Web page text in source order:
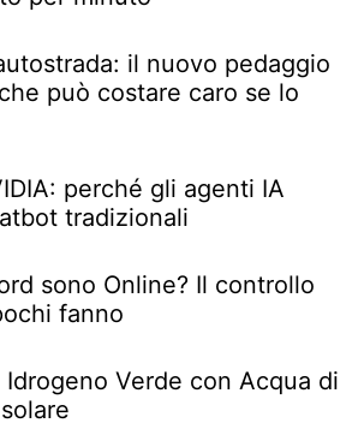
il nuovo pedaggio
può costare caro se lo
perché gli agenti IA
tradizionali
sono Online? Il controllo
fanno
Verde con Acqua di